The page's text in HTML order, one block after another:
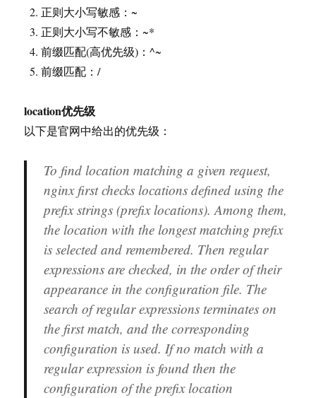
正则大小写敏感：~
正则大小写不敏感：~*
前缀匹配(高优先级)：^~
前缀匹配：/
location优先级
以下是官网中给出的优先级：
To find location matching a given request,
nginx first checks locations defined using the
prefix strings (prefix locations). Among them,
the location with the longest matching prefix
is selected and remembered. Then regular
expressions are checked, in the order of their
appearance in the configuration file. The
search of regular expressions terminates on
the first match, and the corresponding
configuration is used. If no match with a
regular expression is found then the
configuration of the prefix location